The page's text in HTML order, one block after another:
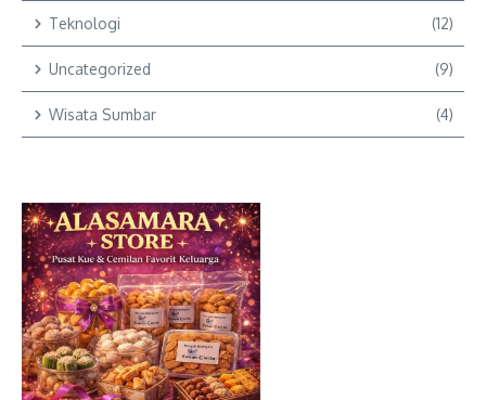
Teknologi (12)
Uncategorized (9)
Wisata Sumbar (4)